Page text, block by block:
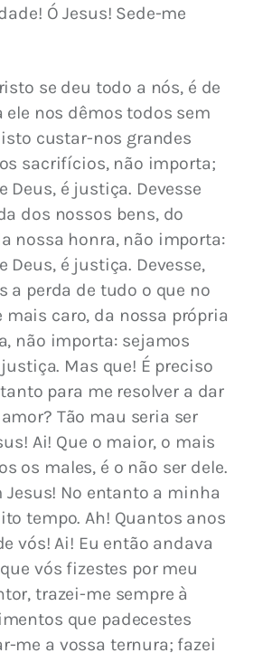
Ó Jesus! Sede-me
se deu todo a nós, é de
nos dêmos todos sem
isto custar-nos grandes
sacrifícios, não importa;
Deus, é justiça. Devesse
dos nossos bens, do
nossa honra, não importa:
Deus, é justiça. Devesse,
a perda de tudo o que no
caro, da nossa própria
não importa: sejamos
Mas que! É preciso
para me resolver a dar
Tão mau seria ser
Ai! Que o maior, o mais
os males, é o não ser dele.
tempo. Ah! Quantos anos
vós! Ai! Eu então andava
vós fizestes por meu
trazei-me sempre à
que padecestes
me a vossa ternura; fazei